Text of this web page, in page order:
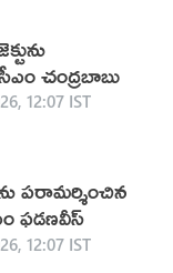
చంద్రబాబు
12:07 IST
పరామర్శించిన
ఫడణవీస్
12:07 IST